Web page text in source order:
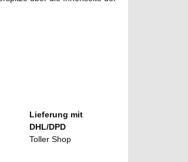
Lieferung mit
DHL/DPD
Toller Shop